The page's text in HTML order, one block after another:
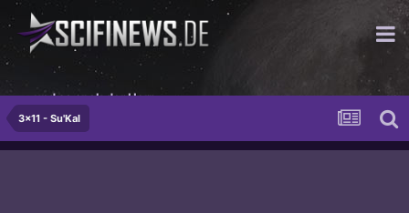
...und so spok der Herr
3x11 - Su'Kal